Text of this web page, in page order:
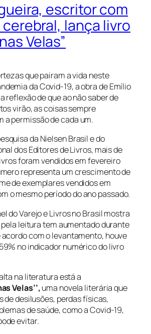
escritor com
lança livro
Velas”
que pairam a vida neste
da Covid-19, a obra de Emílio
reflexão de que ao não saber de
virão, as coisas sempre
a permissão de cada um.
da Nielsen Brasil e do
dos Editores de Livros, mais de
foram vendidos em fevereiro
representa um crescimento de
de exemplares vendidos em
o mesmo período do ano passado.
do Varejo e Livros no Brasil mostra
leitura tem aumentado durante
acordo com o levantamento, houve
no indicador numérico do livro
na literatura está a
Velas’’, uma novela literária que
de desilusões, perdas físicas,
de saúde, como a Covid-19,
evitar.